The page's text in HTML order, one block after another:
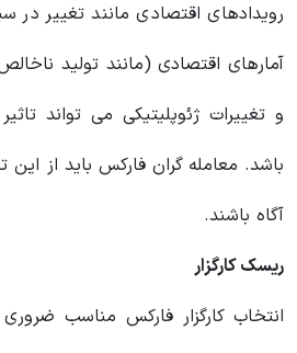
رویدادهای اقتصادی مانند تغییر در
آمارهای اقتصادی (مانند تولید
و تغییرات ژئوپلیتیکی می تواند
باشد. معامله گران فارکس باید از این
آگاه باشند.
ریسک کارگزار
انتخاب کارگزار فارکس مناسب